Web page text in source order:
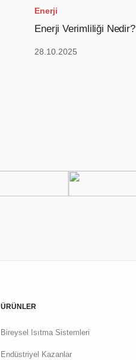
Enerji
28.10.2025
Enerji Verimliliği Nedir?
ÜRÜNLER
Bireysel Isıtma Sistemleri
Endüstriyel Kazanlar